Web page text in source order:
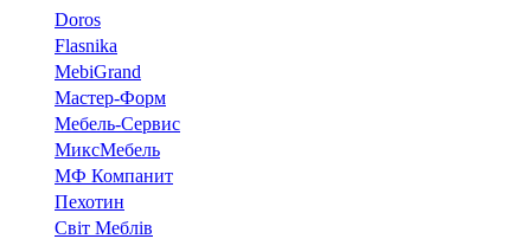
Doros
Flasnika
МebiGrand
Мастер-Форм
Мебель-Сервис
МиксМебель
МФ Компанит
Пехотин
Світ Меблів